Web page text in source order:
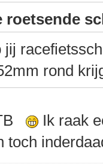
roetsende
jij
rond
Ik raak
toch